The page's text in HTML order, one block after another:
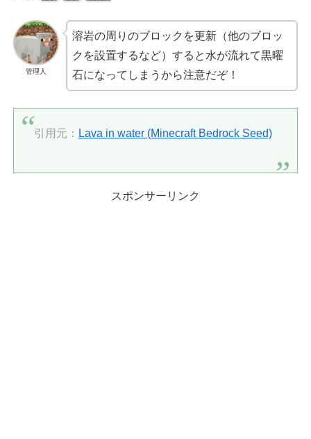
管理人
溶岩の周りのブロックを更新（他のブロッ
クを設置するなど）すると水が流れて黒曜
石になってしまうから注意だぞ！
引用元： Lava in water (Minecraft Bedrock Seed)
スポンサーリンク